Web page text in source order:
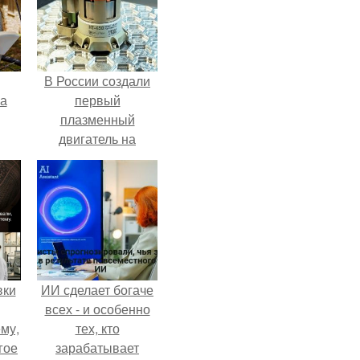
В России создали
первый
плазменный
двигатель на
криптоне.
ИИ сделает богаче
всех - и особенно
тех, кто
зарабатывает